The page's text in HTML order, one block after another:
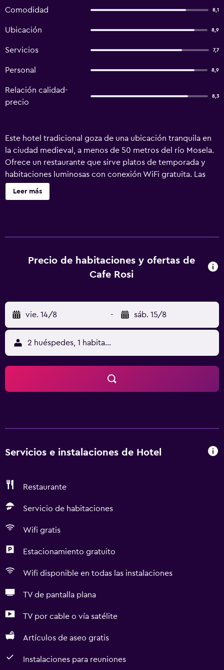
Comodidad 8,1
Ubicación 8,9
Servicios 7,7
Personal 8,9
Relación calidad-
precio
8,3
Este hotel tradicional goza de una ubicación tranquila en
la ciudad medieval, a menos de 50 metros del río Mosela.
Ofrece un restaurante que sirve platos de temporada y
habitaciones luminosas con conexión WiFi gratuita. Las
habitaciones del Cafe Rosi están decoradas en tonos
alegres y cuentan con muebles de estilo clásico. Todas
excelentes de la región de Mosela en la taberna al aire
libre. El establecimiento está a 10 minutos a pie del centro
puerta de Graach, de estilo barroco, se encuentra a solo 1
km. El Cafe Rosi proporciona aparcamiento gratuito y la
autopista A1 está a 20 minutos en coche. Se ofrece garaje
para bicicletas y motocicletas de forma gratuita.
Leer más
Precio de habitaciones y ofertas de
Cafe Rosi
vie. 14/8 - sáb. 15/8
2 huéspedes, 1 habitación
Servicios e instalaciones de Hotel
Restaurante
Servicio de habitaciones
Wifi gratis
Estacionamiento gratuito
Wifi disponible en todas las instalaciones
TV de pantalla plana
TV por cable o vía satélite
Artículos de aseo gratis
Instalaciones para reuniones